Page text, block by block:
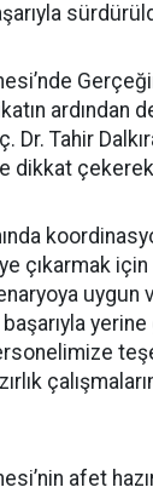
ardından
Dr. Tahir
dikkat
çıkarmak
uygun
afet